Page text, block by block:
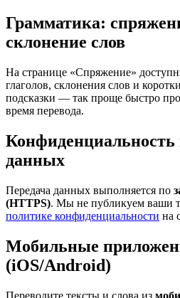
Грамматика:
склонение слов
На странице «Спряжение»
глаголов, склонения слов и
подсказки — так проще быстро
время перевода.
Конфиденциальность
данных
Передача данных выполняется по
(HTTPS). Мы не публикуем ваши
политике конфиденциальности на
Мобильные
(iOS/Android)
Переводите тексты и слова из